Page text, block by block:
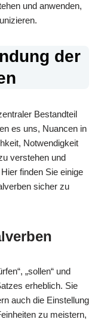
und anwenden,
der
Bestandteil
es uns, Nuancen in
Notwendigkeit
verstehen und
finden Sie einige
sicher zu
„sollen“ und
erheblich. Sie
auch die Einstellung
zu meistern,